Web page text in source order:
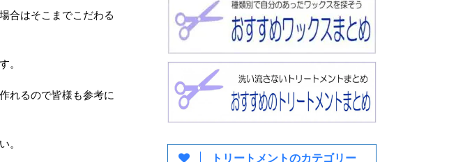
合はそこまでこだわる
。
れるので皆様も参考に
。
トリートメントのカテゴリー